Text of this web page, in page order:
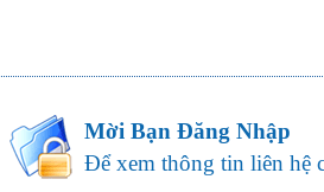
Mời Bạn Đăng Nhập
Để xem thông tin liên hệ